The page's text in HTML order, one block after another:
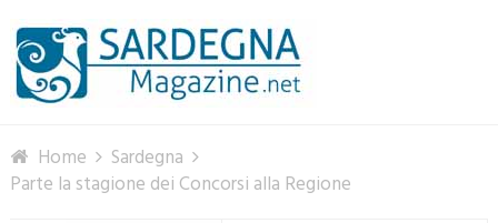
Home
Sardegna
Parte la stagione dei Concorsi alla Regione